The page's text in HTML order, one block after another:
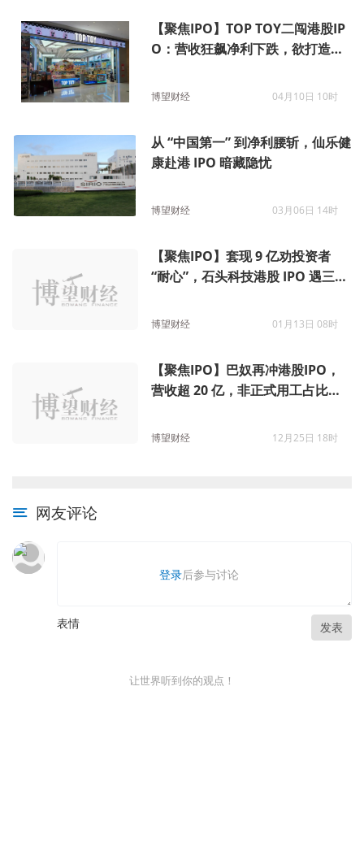
【聚焦IPO】TOP TOY二闯港股IP
O：营收狂飙净利下跌，欲打造全
博望财经 04月10日 10时
从 “中国第一” 到净利腰斩，仙乐健
康赴港 IPO 暗藏隐忧
博望财经 03月06日 14时
【聚焦IPO】套现 9 亿劝投资者
“耐心”，石头科技港股 IPO 遇三重
危机
博望财经 01月13日 08时
【聚焦IPO】巴奴再冲港股IPO，
营收超 20 亿，非正式用工占比超8
博望财经 12月25日 18时
网友评论
登录后参与讨论
表情 发表
让世界听到你的观点！